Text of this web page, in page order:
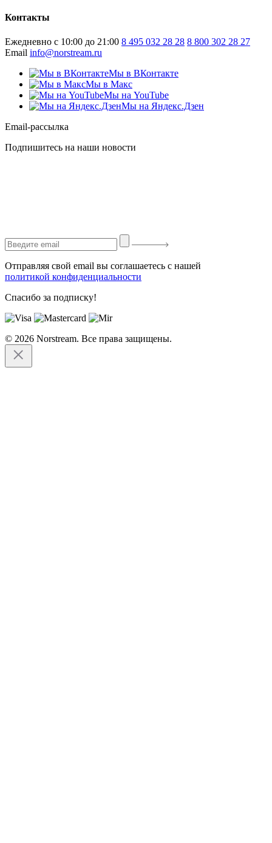
Контакты
Ежедневно с 10:00 до 21:00 8 495 032 28 28 8 800 302 28 27
Email info@norstream.ru
Мы в ВКонтакте
Мы в Макс
Мы на YouTube
Мы на Яндекс.Дзен
Email-рассылка
Подпишитесь на наши новости
Отправляя свой email вы соглашаетесь с нашей
политикой конфиденциальности
Спасибо за подписку!
© 2026 Norstream. Все права защищены.